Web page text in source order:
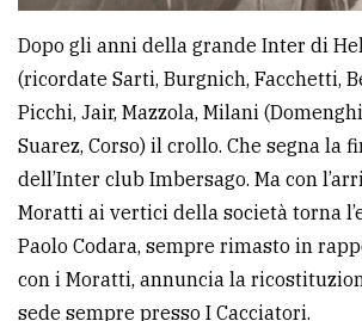
Dopo gli anni della grande Inter di
(ricordate Sarti, Burgnich, Facchetti,
Picchi, Jair, Mazzola, Milani
Suarez, Corso) il crollo. Che segna la
dell’Inter club Imbersago. Ma con
Moratti ai vertici della società torna
Paolo Codara, sempre rimasto in
con i Moratti, annuncia la
sede sempre presso I Cacciatori.